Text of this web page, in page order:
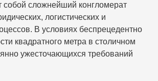
собой сложнейший конгломерат
логистических и
В условиях беспрецедентно
квадратного метра в столичном
ужесточающихся требований